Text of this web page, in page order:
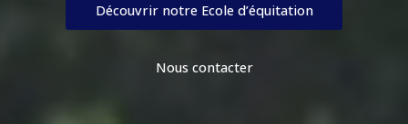
Découvrir notre Ecole d’équitation
Nous contacter